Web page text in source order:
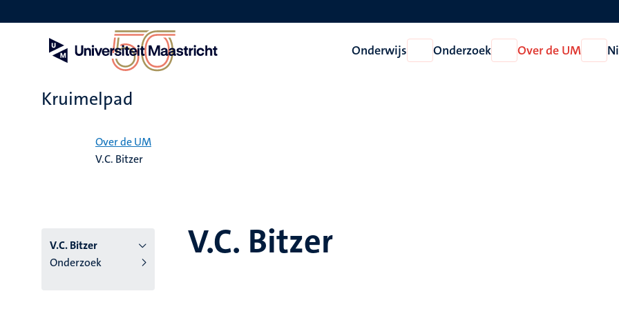
en
Onderwijs
Open
Onderwijs
Onderzoek
Open
Onderzoek
Over de UM
Open
Over
Kruimelpad
Over de UM
V.C. Bitzer
V.C. Bitzer
Onderzoek
V.C. Bitzer